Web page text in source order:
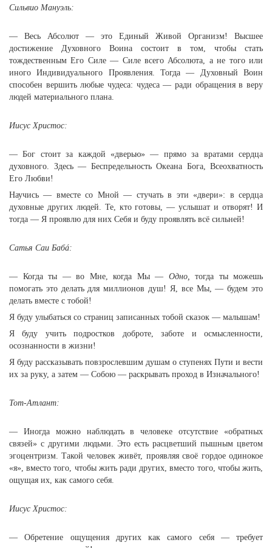
Сильвио Мануэль:
— Весь Абсолют — это Единый Живой Организм! Высшее
достижение Духовного Воина состоит в том, чтобы стать
тождественным Его Силе — Силе всего Абсолюта, а не того или
иного Индивидуального Проявления. Тогда — Духовный Воин
способен вершить любые чудеса: чудеса — ради обращения в веру
людей материального плана.
Иисус Христос:
— Бог стоит за каждой «дверью» — прямо за вратами сердца
духовного. Здесь — Беспредельность Океана Бога, Всеохватность
Его Любви!
Научись — вместе со Мной — стучать в эти «двери»: в сердца
духовные других людей. Те, кто готовы, — услышат и отворят! И
тогда — Я проявлю для них Себя и буду проявлять всё сильней!
Сатья Саи Бабá:
— Когда ты — во Мне, когда Мы — Одно, тогда ты можешь
помогать это делать для миллионов душ! Я, все Мы, — будем это
делать вместе с тобой!
Я буду улыбаться со страниц записанных тобой сказок — малышам!
Я буду учить подростков доброте, заботе и осмысленности,
осознанности в жизни!
Я буду рассказывать повзрослевшим душам о ступенях Пути и вести
их за руку, а затем — Собою — раскрывать проход в Изначального!
Тот-Атлант:
— Иногда можно наблюдать в человеке отсутствие «обратных
связей» с другими людьми. Это есть расцветший пышным цветом
эгоцентризм. Такой человек живёт, проявляя своё гордое одинокое
«я», вместо того, чтобы жить ради других, вместо того, чтобы жить,
ощущая их, как самого себя.
Иисус Христос:
— Обретение ощущения других как самого себя — требует